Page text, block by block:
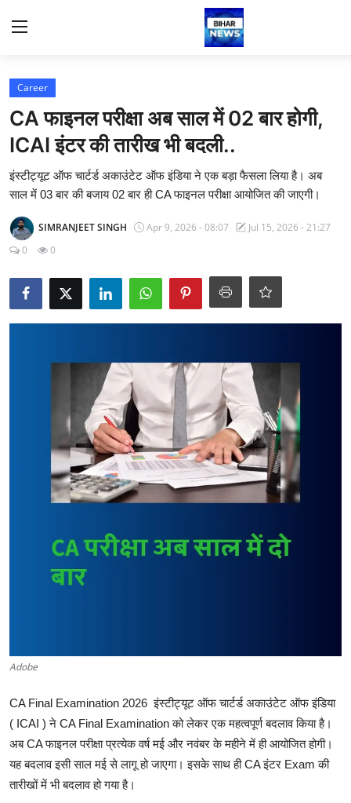
Home
Bihar
Jharkhand
Technology
Health
Career
Sarkari Yojana
Entertainment
Intresting facts
Career
CA फाइनल परीक्षा अब साल में 02 बार होगी,
ICAI इंटर की तारीख भी बदली..
इंस्टीट्यूट ऑफ चार्टर्ड अकाउंटेट ऑफ इंडिया ने एक बड़ा फैसला लिया है। अब
साल में 03 बार की बजाय 02 बार ही CA फाइनल परीक्षा आयोजित की जाएगी।
SIMRANJEET SINGH Apr 9, 2026 - 08:07
Jul 15, 2026 - 21:27
0
0
Adobe
CA Final Examination 2026 इंस्टीट्यूट ऑफ चार्टर्ड अकाउंटेट ऑफ इंडिया
( ICAI ) ने CA Final Examination को लेकर एक महत्वपूर्ण बदलाव किया है।
अब CA फाइनल परीक्षा प्रत्येक वर्ष मई और नवंबर के महीने में ही आयोजित होगी।
यह बदलाव इसी साल मई से लागू हो जाएगा। इसके साथ ही CA इंटर Exam की
तारीखों में भी बदलाव हो गया है।